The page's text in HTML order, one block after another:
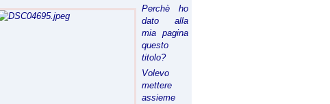
Perchè ho
dato alla
mia pagina
questo
titolo?
Volevo
mettere
assieme